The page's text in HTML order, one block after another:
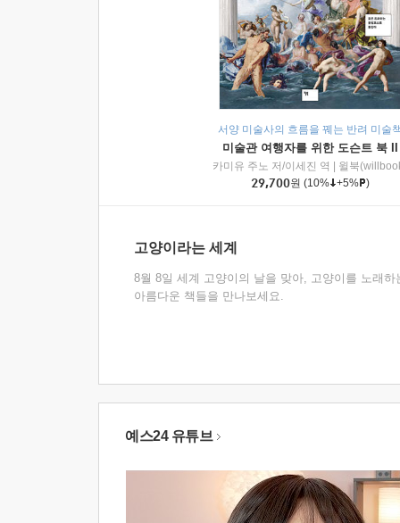
서양 미술사의 흐름을 꿰는 반려 미술
미술관 여행자를 위한 도슨트 북 II
카미유 주노 저/이세진 역
윌북
29,700원 (10% +5% )
고양이라는 세계
8월 8일 세계 고양이의 날을 맞아, 고양이를 노래하
아름다운 책들을 만나보세요.
예스24 유튜브